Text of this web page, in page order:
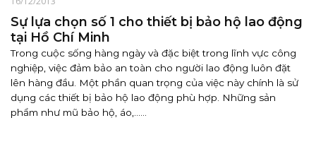
Sự lựa chọn số 1 cho thiết bị bảo hộ lao động
tại Hồ Chí Minh
Trong cuộc sống hàng ngày và đặc biệt trong lĩnh vực công
nghiệp, việc đảm bảo an toàn cho người lao động luôn đặt
lên hàng đầu. Một phần quan trọng của việc này chính là sử
dụng các thiết bị bảo hộ lao động phù hợp. Những sản
phẩm như mũ bảo hộ, áo,......